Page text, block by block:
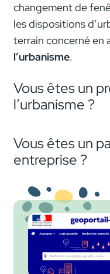
changement de
les dispositions
terrain concerné en
l’urbanisme.
Vous êtes un
l’urbanisme ?
Vous êtes un
entreprise ?